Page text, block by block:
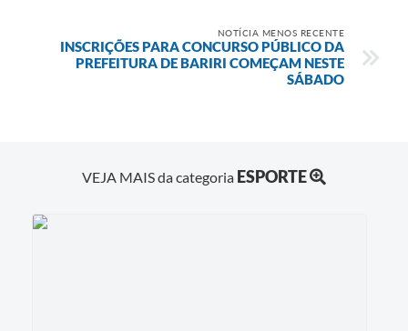
NOTÍCIA MENOS RECENTE
INSCRIÇÕES PARA CONCURSO PÚBLICO DA
PREFEITURA DE BARIRI COMEÇAM NESTE
SÁBADO
VEJA MAIS da categoria ESPORTE